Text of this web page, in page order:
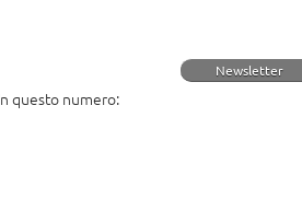
Newsletter
questo numero: